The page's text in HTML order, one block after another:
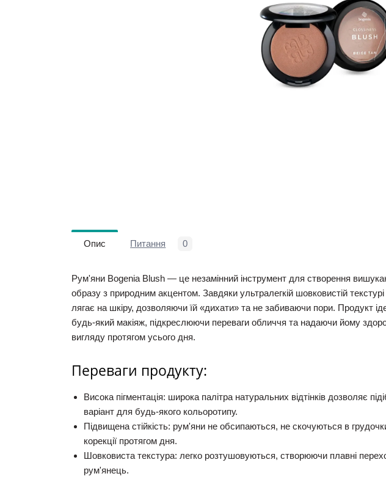
Опис Питання 0
Pум'яни Bogenia Blush — це незамінний інструмент для створення
образу з природним акцентом. Завдяки ультралегкій шовковистій текстурі
лягає на шкіру, дозволяючи їй «дихати» та не забиваючи пори. Продукт
будь-який макіяж, підкреслюючи переваги обличчя та надаючи йому
вигляду протягом усього дня.
Переваги продукту:
Висока пігментація: широка палітра натуральних відтінків дозволяє
варіант для будь-якого кольоротипу.
Підвищена стійкість: рум'яни не обсипаються, не скочуються в
корекції протягом дня.
Шовковиста текстура: легко розтушовуються, створюючи плавні
рум'янець.